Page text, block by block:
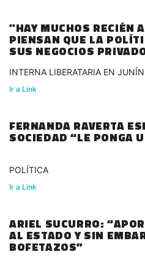
"HAY MUCHOS RECIÉN
PIENSAN QUE LA
SUS NEGOCIOS
INTERNA LIBERATARIA EN JUNÍN
Ir a Link
FERNANDA RAVERTA
SOCIEDAD “LE PONGA
POLÍTICA
Ir a Link
ARIEL SUCURRO:
AL ESTADO Y SIN
BOFETAZOS”